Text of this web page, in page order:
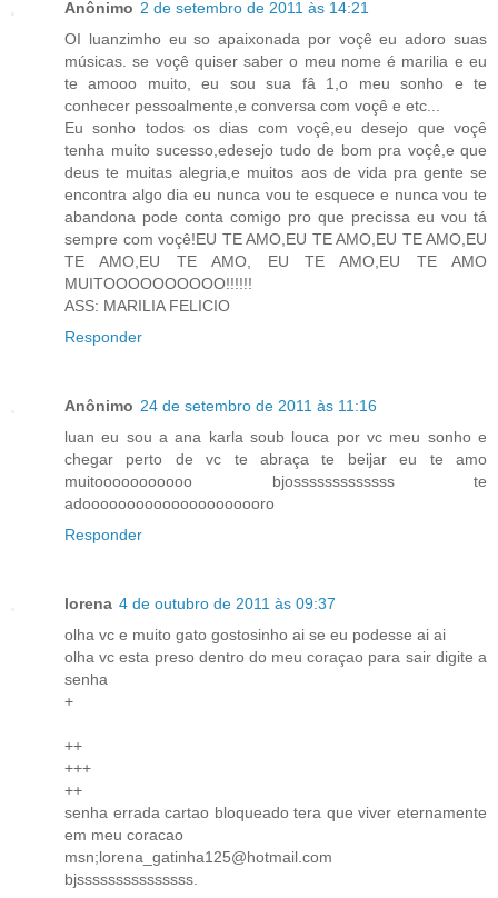
Anônimo 2 de setembro de 2011 às 14:21
OI luanzimho eu so apaixonada por voçê eu adoro suas
músicas. se voçê quiser saber o meu nome é marilia e eu
te amooo muito, eu sou sua fâ 1,o meu sonho e te
conhecer pessoalmente,e conversa com voçê e etc...
Eu sonho todos os dias com voçê,eu desejo que voçê
tenha muito sucesso,edesejo tudo de bom pra voçê,e que
deus te muitas alegria,e muitos aos de vida pra gente se
encontra algo dia eu nunca vou te esquece e nunca vou te
abandona pode conta comigo pro que precissa eu vou tá
sempre com voçê!EU TE AMO,EU TE AMO,EU TE AMO,EU
TE AMO,EU TE AMO, EU TE AMO,EU TE AMO
MUITOOOOOOOOOO!!!!!!
ASS: MARILIA FELICIO
Responder
Anônimo 24 de setembro de 2011 às 11:16
luan eu sou a ana karla soub louca por vc meu sonho e
chegar perto de vc te abraça te beijar eu te amo
muitooooooooooo bjosssssssssssss te
adooooooooooooooooooooro
Responder
lorena 4 de outubro de 2011 às 09:37
olha vc e muito gato gostosinho ai se eu podesse ai ai
olha vc esta preso dentro do meu coraçao para sair digite a
senha
+
++
+++
++
senha errada cartao bloqueado tera que viver eternamente
em meu coracao
msn;lorena_gatinha125@hotmail.com
bjsssssssssssssss.